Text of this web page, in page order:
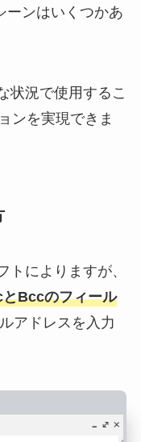
ーンはいくつかあ
状況で使用するこ
ンを実現できま
トによりますが、
Bccのフィール
アドレスを入力